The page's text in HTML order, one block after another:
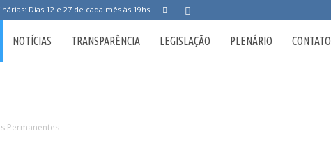
Dias 12 e 27 de cada mês às 19hs.
NOTÍCIAS TRANSPARÊNCIA LEGISLAÇÃO PLENÁRIO CONTATO
Permanentes